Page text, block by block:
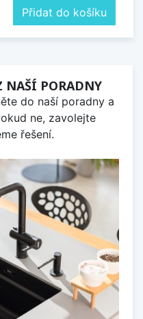
Přidat do košíku
NAŠÍ PORADNY
do naší poradny a
ne, zavolejte
řešení.